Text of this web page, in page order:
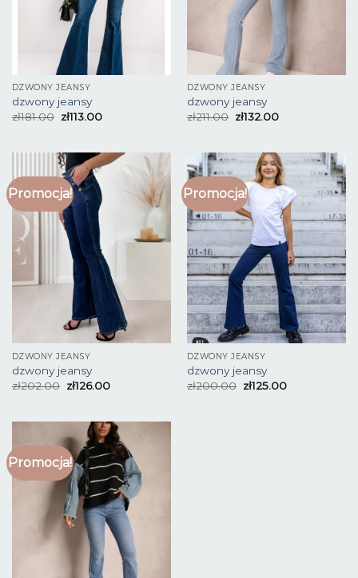
DZWONY JEANSY
dzwony jeansy
zł181.00 zł113.00
DZWONY JEANSY
dzwony jeansy
zł211.00 zł132.00
Promocja!
DZWONY JEANSY
dzwony jeansy
zł202.00 zł126.00
Promocja!
DZWONY JEANSY
dzwony jeansy
zł200.00 zł125.00
Promocja!